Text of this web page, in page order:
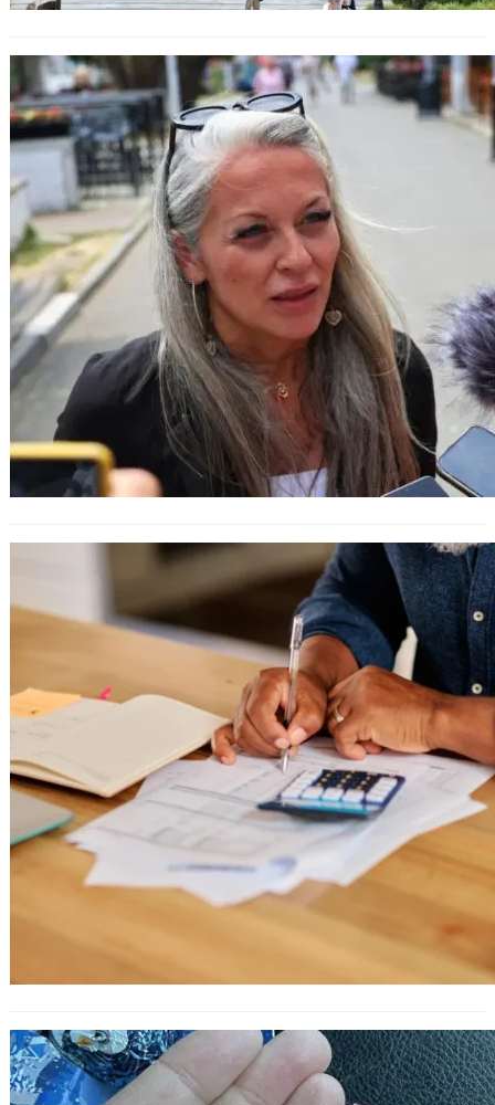
НАП засили проверките по
Черноморието, запечатват обекти
без касови апарати
Днес изтича срокът за подаване на
годишните данъчни декларации от
фирмите
НАП: Абитуриентите във
Варненско трябва сами да платят
здравните си вноски